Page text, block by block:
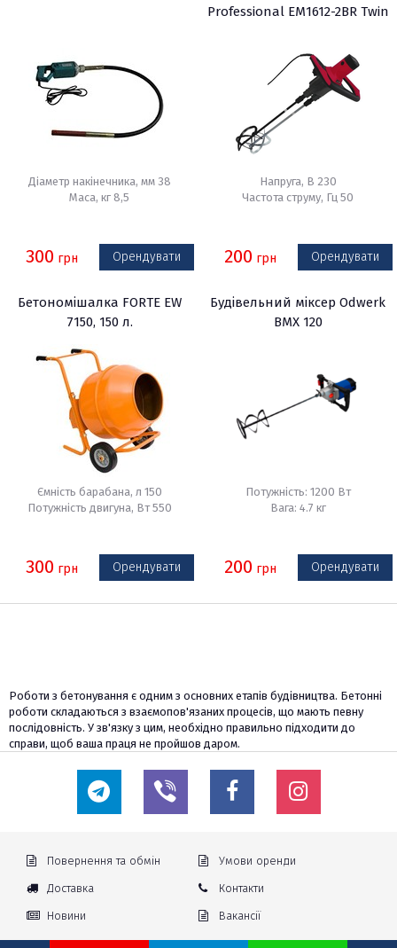
Діаметр накінечника, мм 38
Маса, кг 8,5
300 грн Орендувати
Professional EM1612-2BR Twin
Напруга, В 230
Частота струму, Гц 50
200 грн Орендувати
Бетономішалка FORTE EW
7150, 150 л.
Ємність барабана, л 150
Потужність двигуна, Вт 550
300 грн Орендувати
Будівельний міксер Odwerk
BMX 120
Потужність: 1200 Вт
Вага: 4.7 кг
200 грн Орендувати
Роботи з бетонування є одним з основних етапів будівництва. Бетонні
роботи складаються з взаємопов'язаних процесів, що мають певну
послідовність. У зв'язку з цим, необхідно правильно підходити до
справи, щоб ваша праця не пройшов даром.
презентабельний вигляд і довго вам служили, слід застосовувати
бетонних робіт. Компанія Будпрокат пропонує вам широкий вибір
обладнання. Ви можете зв'язатися з нами по телефону, а також
під'їхати до нас в офіс для оформлення оренди.
Відгуки:
Повернення та обмін Умови оренди
Доставка Контакти
Новини Вакансії